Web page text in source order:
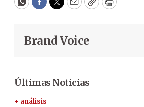
WhatsApp
Facebook
Twitter
EmailCopyPrint
Brand Voice
Últimas Noticias
+ análisis